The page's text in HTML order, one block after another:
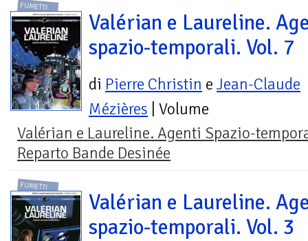
FUMETTI
Valérian e Laureline.
spazio-temporali. Vol. 7
di Pierre Christin e Jean-Claude
Mézières | Volume
Valérian e Laureline. Agenti Spazio-
Reparto Bande Desinée
FUMETTI
Valérian e Laureline.
spazio-temporali. Vol. 3